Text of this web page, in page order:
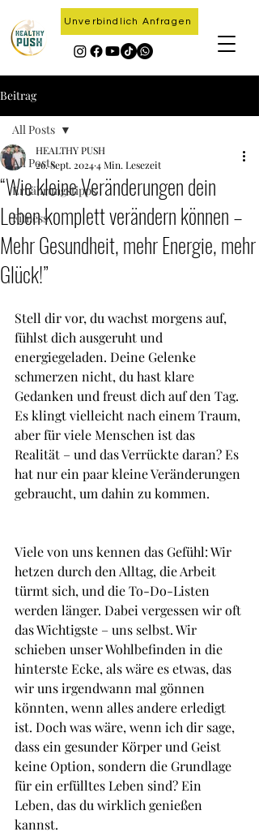
Unverbindlich Anfragen
Beitrag
All Posts
Ernährungstipps
Fitness
All Posts
“Wie kleine Veränderungen dein
Leben komplett verändern können –
Mehr Gesundheit, mehr Energie, mehr
Glück!”
HEALTHY PUSH
26. Sept. 20244 Min. Lesezeit
Stell dir vor, du wachst morgens auf,
fühlst dich ausgeruht und
energiegeladen. Deine Gelenke
schmerzen nicht, du hast klare
Gedanken und freust dich auf den Tag.
Es klingt vielleicht nach einem Traum,
aber für viele Menschen ist das
Realität – und das Verrückte daran? Es
hat nur ein paar kleine Veränderungen
gebraucht, um dahin zu kommen.
Viele von uns kennen das Gefühl: Wir
hetzen durch den Alltag, die Arbeit
türmt sich, und die To-Do-Listen
werden länger. Dabei vergessen wir oft
das Wichtigste – uns selbst. Wir
schieben unser Wohlbefinden in die
hinterste Ecke, als wäre es etwas, das
wir uns irgendwann mal gönnen
könnten, wenn alles andere erledigt
ist. Doch was wäre, wenn ich dir sage,
dass ein gesunder Körper und Geist
keine Option, sondern die Grundlage
für ein erfülltes Leben sind? Ein
Leben, das du wirklich genießen
kannst.